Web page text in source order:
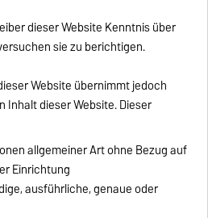
dieser Website Kenntnis über
sie zu berichtigen.
Website übernimmt jedoch
dieser Website. Dieser
allgemeiner Art ohne Bezug auf
Einrichtung
ausführliche, genaue oder